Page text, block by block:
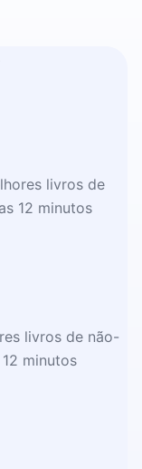
livros de
12 minutos
livros de não-
minutos